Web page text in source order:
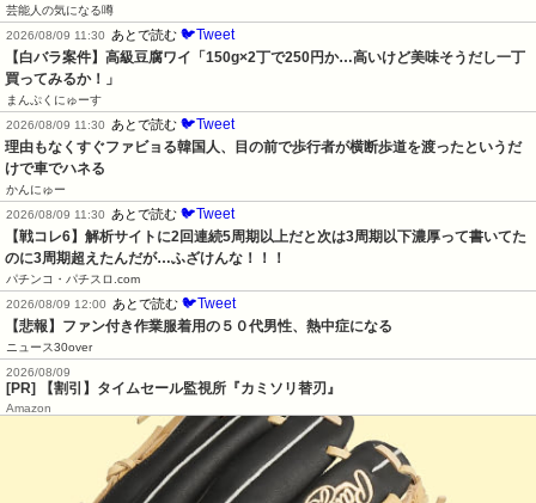
芸能人の気になる噂
2026/08/09 11:30 あとで読む 🐦Tweet
【白バラ案件】高級豆腐ワイ「150g×2丁で250円か…高いけど美味そうだし一丁
買ってみるか！」
まんぷくにゅーす
2026/08/09 11:30 あとで読む 🐦Tweet
理由もなくすぐファビョる韓国人、目の前で歩行者が横断歩道を渡ったというだ
けで車でハネる
かんにゅー
2026/08/09 11:30 あとで読む 🐦Tweet
【戦コレ6】解析サイトに2回連続5周期以上だと次は3周期以下濃厚って書いてた
のに3周期超えたんだが…ふざけんな！！！
パチンコ・パチスロ.com
2026/08/09 12:00 あとで読む 🐦Tweet
【悲報】ファン付き作業服着用の５０代男性、熱中症になる
ニュース30over
2026/08/09
[PR] 【割引】タイムセール監視所『カミソリ替刃』
Amazon